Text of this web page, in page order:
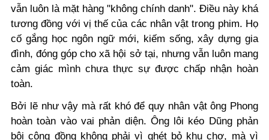
vẫn luôn là mặt hàng "không chính danh". Điều này khá
tương đồng với vị thế của các nhân vật trong phim. Họ
cố gắng học ngôn ngữ mới, kiếm sống, xây dựng gia
đình, đóng góp cho xã hội sở tại, nhưng vẫn luôn mang
cảm giác mình chưa thực sự được chấp nhận hoàn
toàn.
Bởi lẽ như vậy mà rất khó để quy nhân vật ông Phong
hoàn toàn vào vai phản diện. Ông lôi kéo Dũng phản
bội cộng đồng không phải vì ghét bỏ khu chợ, mà vì